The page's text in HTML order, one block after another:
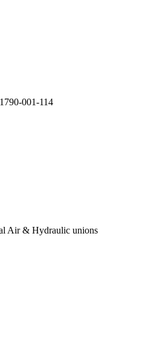
001-114
Air & Hydraulic unions